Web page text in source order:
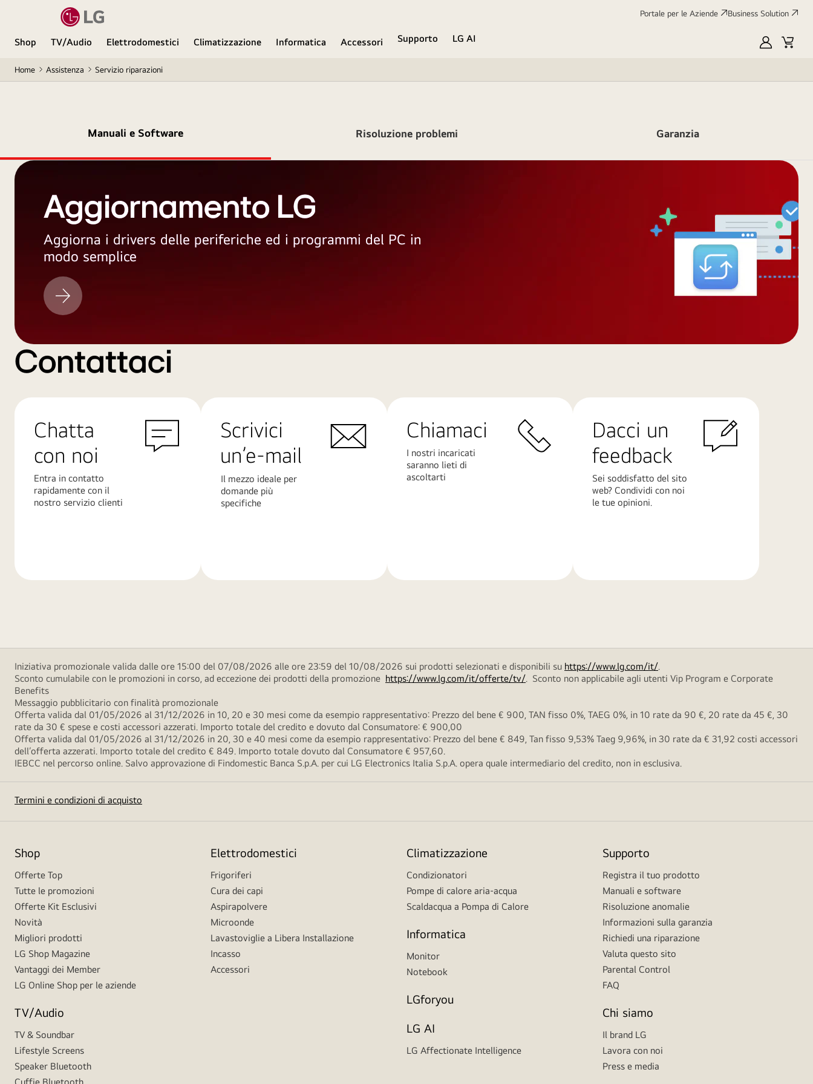
Portale per le Aziende Business Solution
Shop TV/Audio Elettrodomestici Climatizzazione Informatica Accessori Supporto
LG AI
My
Cart
Home Assistenza Servizio riparazioni
Manuali e Software Risoluzione problemi Garanzia
Aggiornamento LG
Aggiorna i drivers delle periferiche ed i programmi del PC in
modo semplice
Aggiornamento
LG
Contattaci
Chatta
con noi
Entra in contatto
rapidamente con il
nostro servizio clienti
Scrivici
un’e-mail
Il mezzo ideale per
domande più
specifiche
Chiamaci
I nostri incaricati
saranno lieti di
ascoltarti
Dacci un
feedback
Sei soddisfatto del sito
web? Condividi con noi
le tue opinioni.
Iniziativa promozionale valida dalle ore 15:00 del 07/08/2026 alle ore 23:59 del 10/08/2026 sui prodotti selezionati e disponibili su https://www.lg.com/it/.
Sconto cumulabile con le promozioni in corso, ad eccezione dei prodotti della promozione https://www.lg.com/it/offerte/tv/. Sconto non applicabile agli utenti Vip Program e Corporate
Benefits
Messaggio pubblicitario con finalità promozionale
Offerta valida dal 01/05/2026 al 31/12/2026 in 10, 20 e 30 mesi come da esempio rappresentativo: Prezzo del bene € 900, TAN fisso 0%, TAEG 0%, in 10 rate da 90 €, 20 rate da 45 €, 30
rate da 30 € spese e costi accessori azzerati. Importo totale del credito e dovuto dal Consumatore: € 900,00
Offerta valida dal 01/05/2026 al 31/12/2026 in 20, 30 e 40 mesi come da esempio rappresentativo: Prezzo del bene € 849, Tan fisso 9,53% Taeg 9,96%, in 30 rate da € 31,92 costi accessori
dell’offerta azzerati. Importo totale del credito € 849. Importo totale dovuto dal Consumatore € 957,60.
IEBCC nel percorso online. Salvo approvazione di Findomestic Banca S.p.A. per cui LG Electronics Italia S.p.A. opera quale intermediario del credito, non in esclusiva.
Termini e condizioni di acquisto
Shop
Offerte Top
Tutte le promozioni
Offerte Kit Esclusivi
Novità
Migliori prodotti
LG Shop Magazine
Vantaggi dei Member
LG Online Shop per le aziende
TV/Audio
TV & Soundbar
Lifestyle Screens
Speaker Bluetooth
Elettrodomestici
Frigoriferi
Cura dei capi
Aspirapolvere
Microonde
Lavastoviglie a Libera Installazione
Incasso
Accessori
Climatizzazione
Condizionatori
Pompe di calore aria-acqua
Scaldacqua a Pompa di Calore
Informatica
Monitor
Notebook
LGforyou
LG AI
LG Affectionate Intelligence
Supporto
Registra il tuo prodotto
Manuali e software
Risoluzione anomalie
Informazioni sulla garanzia
Richiedi una riparazione
Valuta questo sito
Parental Control
FAQ
Chi siamo
Il brand LG
Lavora con noi
Press e media